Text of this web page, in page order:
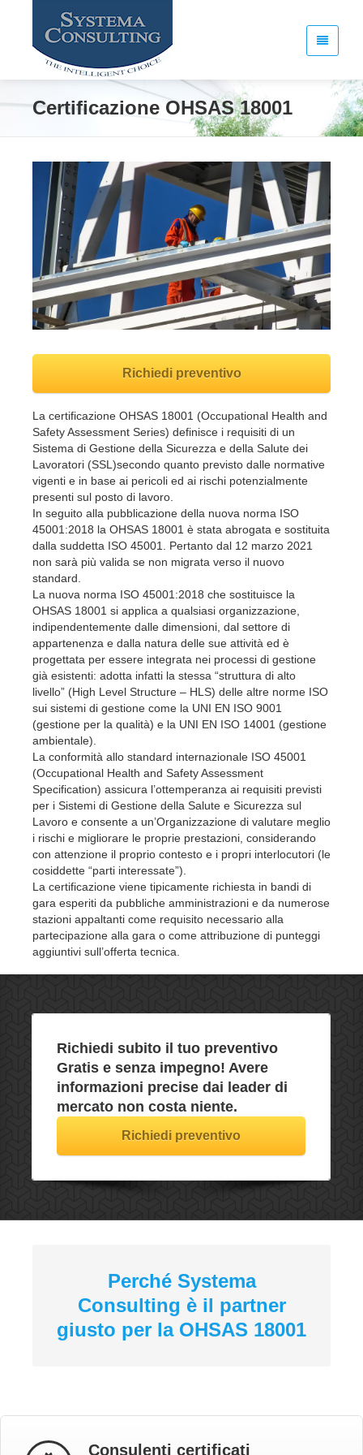
Certificazione OHSAS 18001
Richiedi preventivo
La certificazione OHSAS 18001 (Occupational Health and
Safety Assessment Series) definisce i requisiti di un
Sistema di Gestione della Sicurezza e della Salute dei
Lavoratori (SSL)secondo quanto previsto dalle normative
vigenti e in base ai pericoli ed ai rischi potenzialmente
presenti sul posto di lavoro.
In seguito alla pubblicazione della nuova norma ISO
45001:2018 la OHSAS 18001 è stata abrogata e sostituita
dalla suddetta ISO 45001. Pertanto dal 12 marzo 2021
non sarà più valida se non migrata verso il nuovo
standard.
La nuova norma ISO 45001:2018 che sostituisce la
OHSAS 18001 si applica a qualsiasi organizzazione,
indipendentemente dalle dimensioni, dal settore di
appartenenza e dalla natura delle sue attività ed è
progettata per essere integrata nei processi di gestione
già esistenti: adotta infatti la stessa “struttura di alto
livello” (High Level Structure – HLS) delle altre norme ISO
sui sistemi di gestione come la UNI EN ISO 9001
(gestione per la qualità) e la UNI EN ISO 14001 (gestione
ambientale).
La conformità allo standard internazionale ISO 45001
(Occupational Health and Safety Assessment
Specification) assicura l’ottemperanza ai requisiti previsti
per i Sistemi di Gestione della Salute e Sicurezza sul
Lavoro e consente a un’Organizzazione di valutare meglio
i rischi e migliorare le proprie prestazioni, considerando
con attenzione il proprio contesto e i propri interlocutori (le
cosiddette “parti interessate”).
La certificazione viene tipicamente richiesta in bandi di
gara esperiti da pubbliche amministrazioni e da numerose
stazioni appaltanti come requisito necessario alla
partecipazione alla gara o come attribuzione di punteggi
aggiuntivi sull’offerta tecnica.
Richiedi subito il tuo preventivo
Gratis e senza impegno! Avere
informazioni precise dai leader di
mercato non costa niente.
Richiedi preventivo
Perché Systema
Consulting è il partner
giusto per la OHSAS 18001
Consulenti certificati